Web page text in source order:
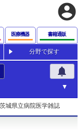
account_circle
医療機器 書籍通販
分野で探す
notifications
茨城県立病院医学雑誌